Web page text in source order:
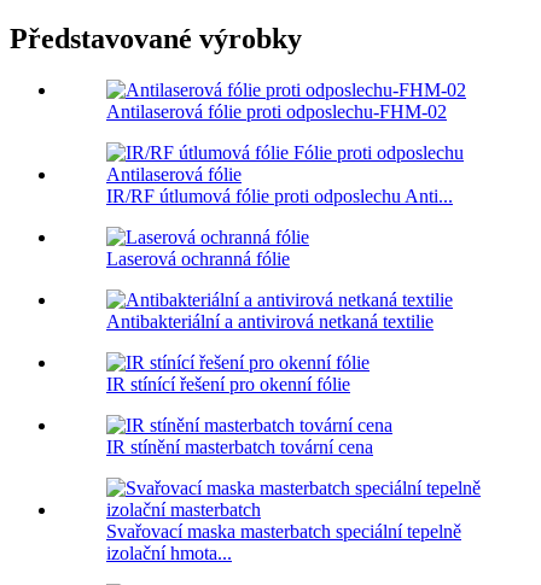
Představované výrobky
Antilaserová fólie proti odposlechu-FHM-02
IR/RF útlumová fólie proti odposlechu Anti...
Laserová ochranná fólie
Antibakteriální a antivirová netkaná textilie
IR stínící řešení pro okenní fólie
IR stínění masterbatch tovární cena
Svařovací maska ​​masterbatch speciální tepelně
izolační hmota...